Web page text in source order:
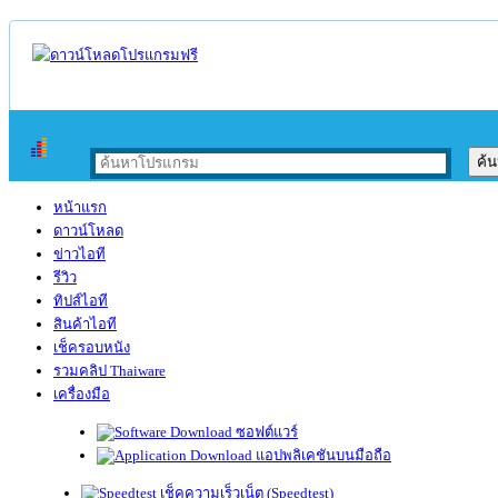
หน้าแรก
ดาวน์โหลด
ข่าวไอที
รีวิว
ทิปส์ไอที
สินค้าไอที
เช็ครอบหนัง
รวมคลิป Thaiware
เครื่องมือ
ซอฟต์แวร์
แอปพลิเคชันบนมือถือ
เช็คความเร็วเน็ต (Speedtest)